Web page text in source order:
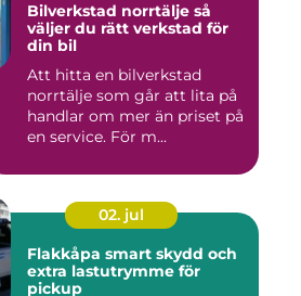
Bilverkstad norrtälje så
väljer du rätt verkstad för
din bil
Att hitta en bilverkstad
norrtälje som går att lita på
handlar om mer än priset på
en service. För m...
02. jul
Flakkåpa smart skydd och
extra lastutrymme för
pickup